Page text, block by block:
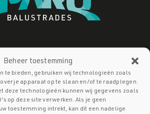
Beheer toestemming
te bieden, gebruiken wij technologieën zoals
je apparaat op te slaan en/of te raadplegen.
deze technologieën kunnen wij gegevens zoals
op deze site verwerken. Als je geen
toestemming intrekt, kan dit een nadelige
8448 CJ Heerenveen